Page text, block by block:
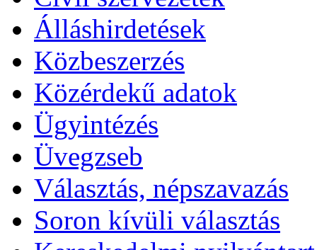
Álláshirdetések
Közbeszerzés
Közérdekű adatok
Ügyintézés
Üvegzseb
Választás, népszavazás
Soron kívüli választás